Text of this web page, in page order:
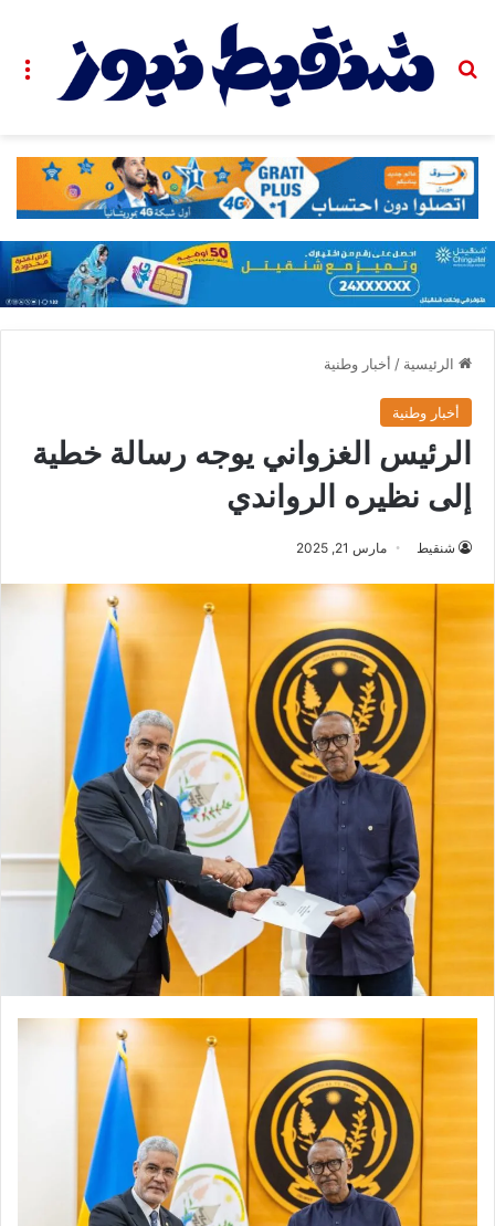
بحث عن
الرئيسية / أخبار وطنية
أخبار وطنية
الرئيس الغزواني يوجه رسالة خطية
إلى نظيره الرواندي
شنقيط مارس 21, 2025